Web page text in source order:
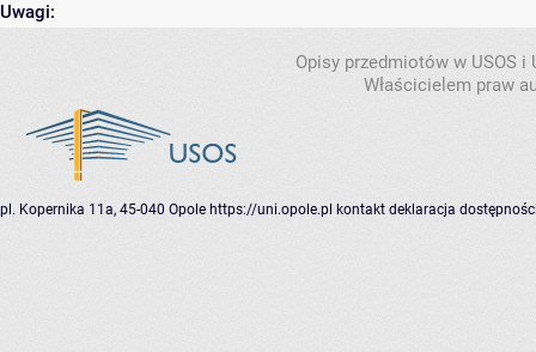
Uwagi:
Opisy przedmiotów w USOS
Właścicielem praw
pl. Kopernika 11a, 45-040 Opole https://uni.opole.pl kontakt deklaracja